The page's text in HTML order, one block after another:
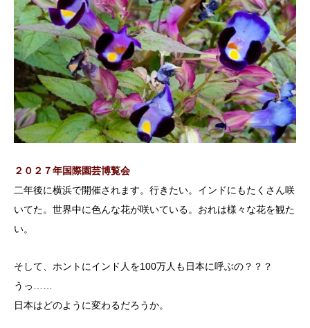
２０２７年国際園芸博覧会
二年後に横浜で開催されます。行きたい。インドにもたくさん咲
いてた。世界中に色んな花が咲いている。おれは様々な花を観た
い。
そして、ホントにインド人を100万人も日本に呼ぶの？？？
うっ……
日本はどのように変わるだろうか。